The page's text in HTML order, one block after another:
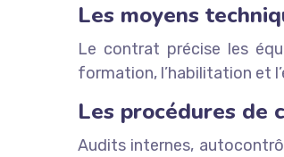
Les moyens
Le contrat précise les
formation, l’habilitation et
Les procédures de
Audits internes,